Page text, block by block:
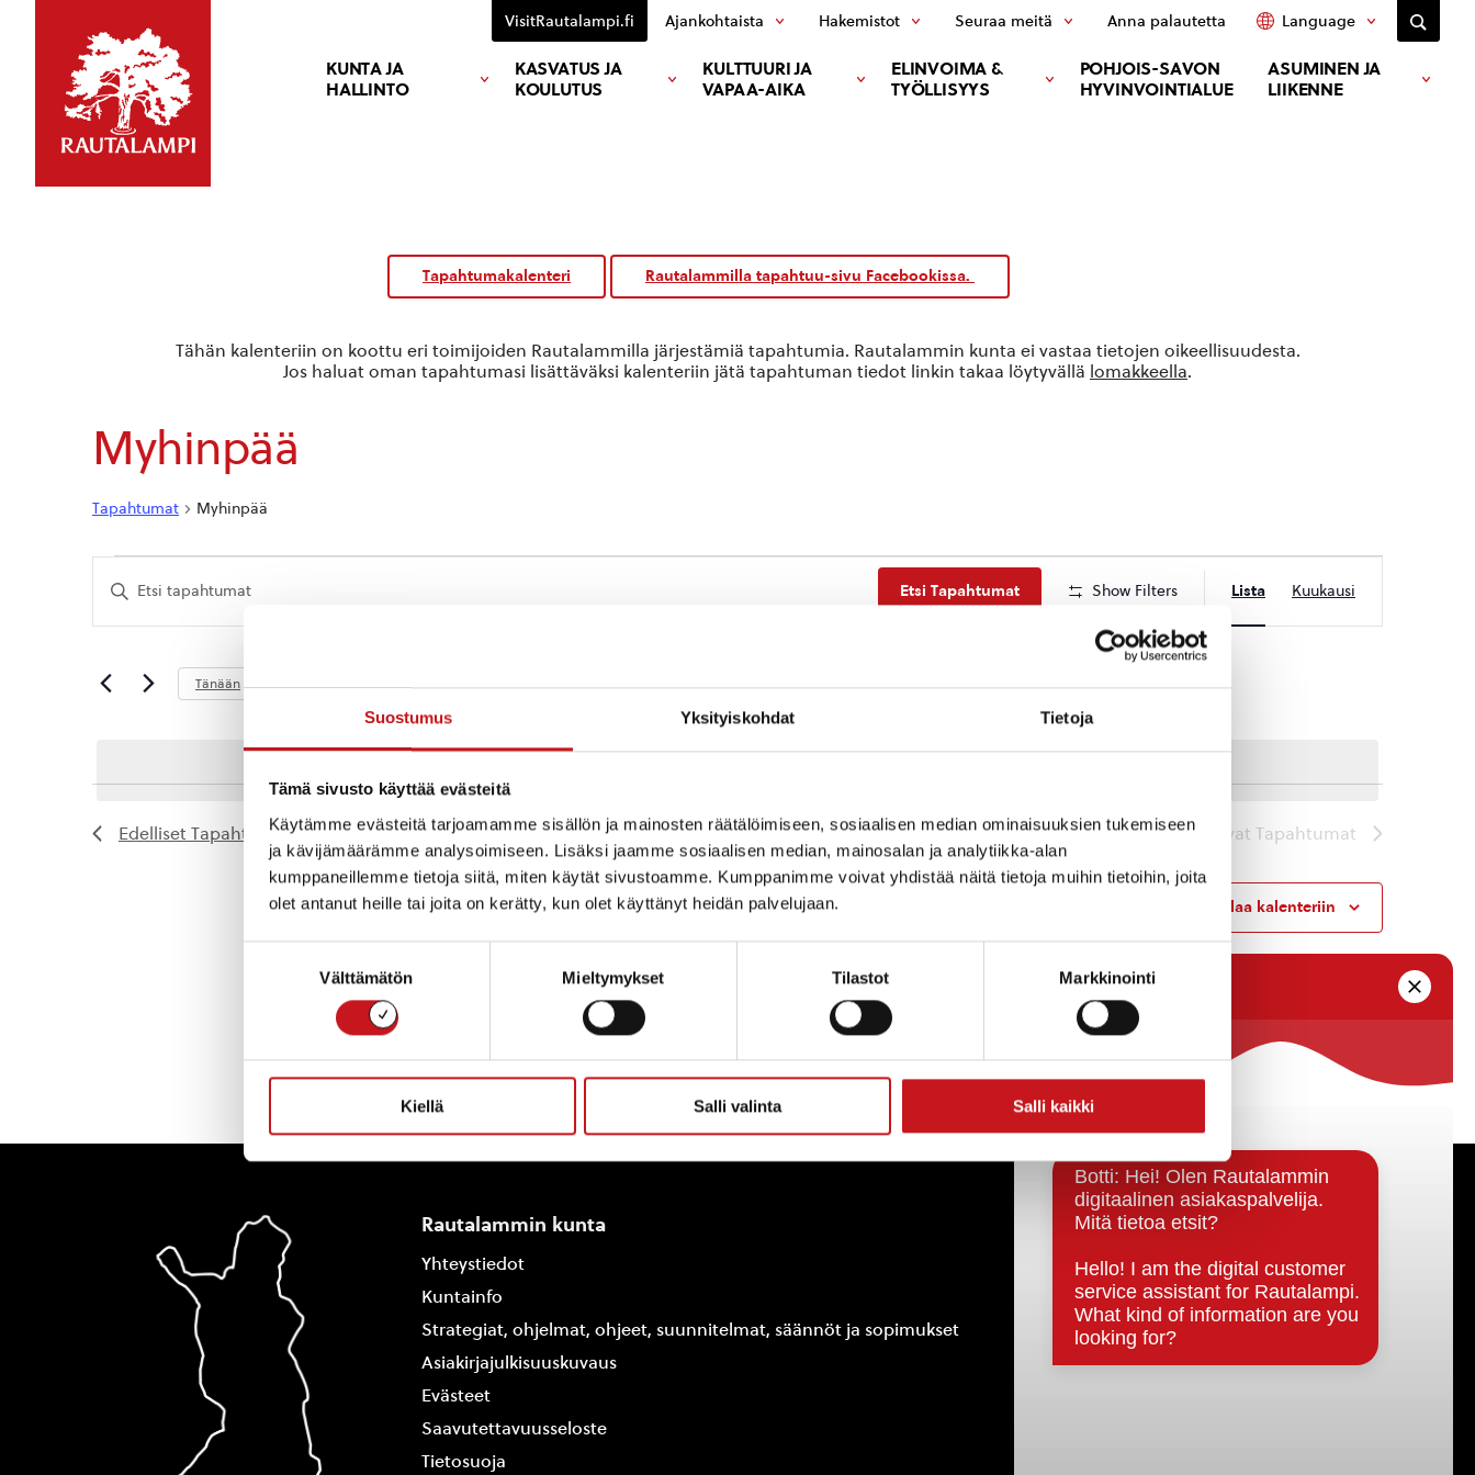
Suostumus Yksityiskohdat Tietoja
Tämä sivusto käyttää evästeitä
Käytämme evästeitä tarjoamamme sisällön ja mainosten räätälöimiseen, sosiaalisen median ominaisuuksien tukemiseen
ja kävijämäärämme analysoimiseen. Lisäksi jaamme sosiaalisen median, mainosalan ja analytiikka-alan
kumppaneillemme tietoja siitä, miten käytät sivustoamme. Kumppanimme voivat yhdistää näitä tietoja muihin tietoihin, joita
olet antanut heille tai joita on kerätty, kun olet käyttänyt heidän palvelujaan.
Välttämätön Mieltymykset Tilastot Markkinointi
Kiellä Salli valinta Salli kaikki
KUNTA JA
HALLINTO
KASVATUS JA
KOULUTUS
KULTTUURI JA
VAPAA-AIKA
ELINVOIMA &
TYÖLLISYYS
POHJOIS-SAVON
HYVINVOINTIALUE
ASUMINEN JA
LIIKENNE
VisitRautalampi.fi Ajankohtaista Hakemistot Seuraa meitä Anna palautetta Language
Tapahtumakalenteri Rautalammilla tapahtuu-sivu Facebookissa.
Myhinpää
Tapahtumat Myhinpää
Tapahtumat
Tapahtumat
Etsi
Näkymät
Syötä
hakusana.
Etsi
hakusanalla.
Etsi Tapahtumat Show Filters
Views
Navigation
Lista Kuukausi
Tänään Tuleva
Edelliset Tapahtumat Seuraavat Tapahtumat
Tilaa kalenteriin
Tähän kalenteriin on koottu eri toimijoiden Rautalammilla järjestämiä tapahtumia. Rautalammin kunta ei vastaa tietojen oikeellisuudesta.
Jos haluat oman tapahtumasi lisättäväksi kalenteriin jätä tapahtuman tiedot linkin takaa löytyvällä lomakkeella.
Rautalammin kunta
Yhteystiedot
Kuntainfo
Strategiat, ohjelmat, ohjeet, suunnitelmat, säännöt ja sopimukset
Asiakirjajulkisuuskuvaus
Evästeet
Saavutettavuusseloste
Tietosuoja
Päätöksenteko ja lähidemokratia
Päätökset, esityslistat & pöytäkirjat
Hallinto
Kunnanhallitus
Kunnanvaltuusto